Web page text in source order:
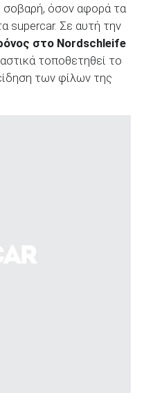
σοβαρή, όσον αφορά τα
supercar. Σε αυτή την
στο Nordschleife
τοποθετηθεί το
των φίλων της